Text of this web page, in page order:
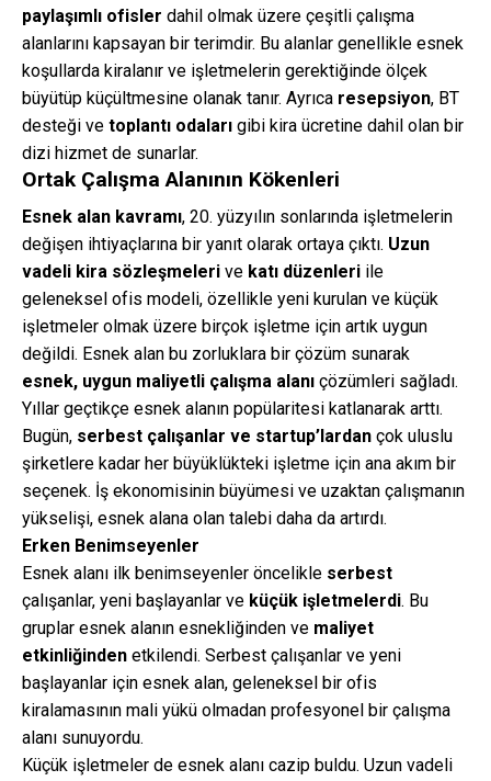
paylaşımlı ofisler dahil olmak üzere çeşitli çalışma
alanlarını kapsayan bir terimdir. Bu alanlar genellikle esnek
koşullarda kiralanır ve işletmelerin gerektiğinde ölçek
büyütüp küçültmesine olanak tanır. Ayrıca resepsiyon, BT
desteği ve toplantı odaları gibi kira ücretine dahil olan bir
dizi hizmet de sunarlar.
Ortak Çalışma Alanının Kökenleri
Esnek alan kavramı, 20. yüzyılın sonlarında işletmelerin
değişen ihtiyaçlarına bir yanıt olarak ortaya çıktı. Uzun
vadeli kira sözleşmeleri ve katı düzenleri ile
geleneksel ofis modeli, özellikle yeni kurulan ve küçük
işletmeler olmak üzere birçok işletme için artık uygun
değildi. Esnek alan bu zorluklara bir çözüm sunarak
esnek, uygun maliyetli çalışma alanı çözümleri sağladı.
Yıllar geçtikçe esnek alanın popülaritesi katlanarak arttı.
Bugün, serbest çalışanlar ve startup’lardan çok uluslu
şirketlere kadar her büyüklükteki işletme için ana akım bir
seçenek. İş ekonomisinin büyümesi ve uzaktan çalışmanın
yükselişi, esnek alana olan talebi daha da artırdı.
Erken Benimseyenler
Esnek alanı ilk benimseyenler öncelikle serbest
çalışanlar, yeni başlayanlar ve küçük işletmelerdi. Bu
gruplar esnek alanın esnekliğinden ve maliyet
etkinliğinden etkilendi. Serbest çalışanlar ve yeni
başlayanlar için esnek alan, geleneksel bir ofis
kiralamasının mali yükü olmadan profesyonel bir çalışma
alanı sunuyordu.
Küçük işletmeler de esnek alanı cazip buldu. Uzun vadeli